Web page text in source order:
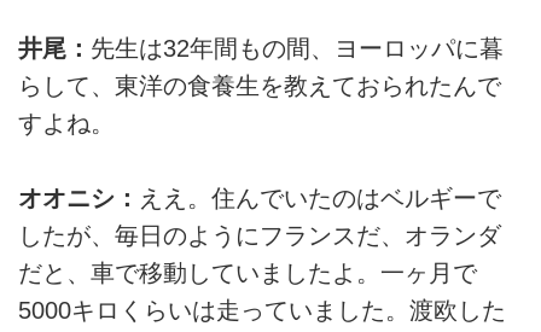
井尾： 先生は32年間もの間、ヨーロッパに暮
らして、東洋の食養生を教えておられたんで
すよね。
オオニシ： ええ。住んでいたのはベルギーで
したが、毎日のようにフランスだ、オランダ
だと、車で移動していましたよ。一ヶ月で
5000キロくらいは走っていました。渡欧した